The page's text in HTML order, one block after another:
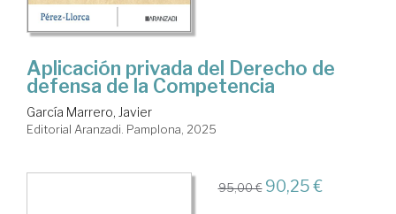
Aplicación privada del Derecho de
defensa de la Competencia
García Marrero, Javier
Editorial Aranzadi. Pamplona, 2025
95,00 € 90,25 €